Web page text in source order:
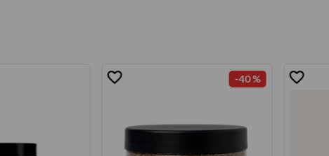
-40 %